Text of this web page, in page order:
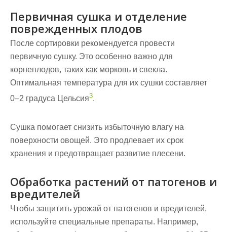
Первичная сушка и отделение
поврежденных плодов
После сортировки рекомендуется провести
первичную сушку. Это особенно важно для
корнеплодов, таких как морковь и свекла.
Оптимальная температура для их сушки составляет
0–2 градуса Цельсия3.
Сушка помогает снизить избыточную влагу на
поверхности овощей. Это продлевает их срок
хранения и предотвращает развитие плесени.
Обработка растений от патогенов и
вредителей
Чтобы защитить урожай от патогенов и вредителей,
используйте специальные препараты. Например,